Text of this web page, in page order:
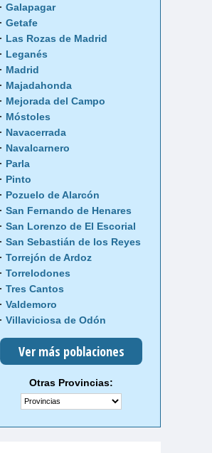
Galapagar
Getafe
Las Rozas de Madrid
Leganés
Madrid
Majadahonda
Mejorada del Campo
Móstoles
Navacerrada
Navalcarnero
Parla
Pinto
Pozuelo de Alarcón
San Fernando de Henares
San Lorenzo de El Escorial
San Sebastián de los Reyes
Torrejón de Ardoz
Torrelodones
Tres Cantos
Valdemoro
Villaviciosa de Odón
Ver más poblaciones
Otras Provincias: